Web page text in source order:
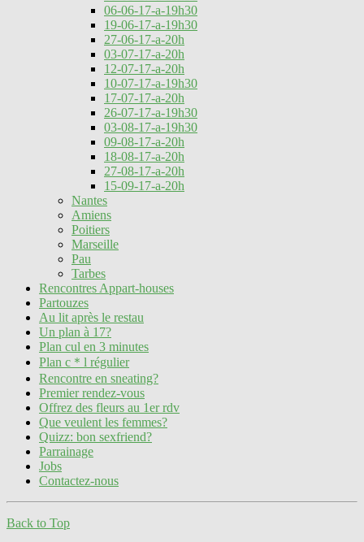
06-06-17-a-19h30
19-06-17-a-19h30
27-06-17-a-20h
03-07-17-a-20h
12-07-17-a-20h
10-07-17-a-19h30
17-07-17-a-20h
26-07-17-a-19h30
03-08-17-a-19h30
09-08-17-a-20h
18-08-17-a-20h
27-08-17-a-20h
15-09-17-a-20h
Nantes
Amiens
Poitiers
Marseille
Pau
Tarbes
Rencontres Appart-houses
Partouzes
Au lit après le restau
Un plan à 17?
Plan cul en 3 minutes
Plan c＊l régulier
Rencontre en sneating?
Premier rendez-vous
Offrez des fleurs au 1er rdv
Que veulent les femmes?
Quizz: bon sexfriend?
Parrainage
Jobs
Contactez-nous
Back to Top